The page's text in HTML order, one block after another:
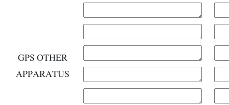
GPS OTHER
APPARATUS